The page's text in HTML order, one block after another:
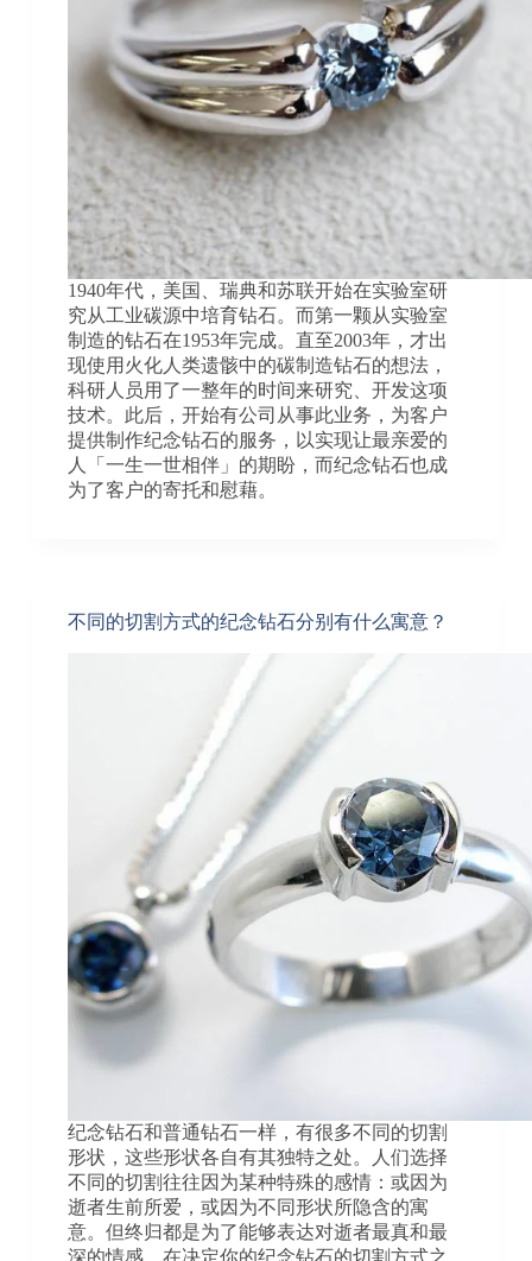
1940年代，美国、瑞典和苏联开始在实验室研
究从工业碳源中培育钻石。而第一颗从实验室
制造的钻石在1953年完成。直至2003年，才出
现使用火化人类遗骸中的碳制造钻石的想法，
科研人员用了一整年的时间来研究、开发这项
技术。此后，开始有公司从事此业务，为客户
提供制作纪念钻石的服务，以实现让最亲爱的
人「一生一世相伴」的期盼，而纪念钻石也成
为了客户的寄托和慰藉。
不同的切割方式的纪念钻石分别有什么寓意？
纪念钻石和普通钻石一样，有很多不同的切割
形状，这些形状各自有其独特之处。人们选择
不同的切割往往因为某种特殊的感情：或因为
逝者生前所爱，或因为不同形状所隐含的寓
意。但终归都是为了能够表达对逝者最真和最
深的情感。在决定你的纪念钻石的切割方式之